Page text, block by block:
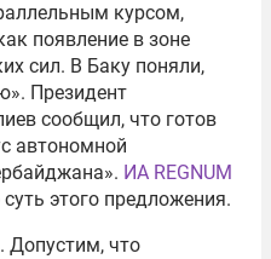
курсом,
появление в зоне
сил. В Баку поняли,
Президент
сообщил, что готов
автономной
ИА REGNUM
этого предложения.
Допустим, что